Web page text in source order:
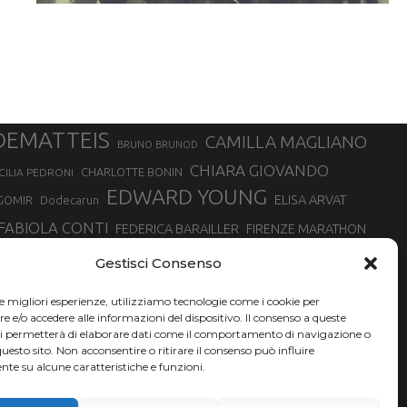
Gestisci Consenso
migliori esperienze, utilizziamo tecnologie come i cookie per
e/o accedere alle informazioni del dispositivo. Il consenso a queste
permetterà di elaborare dati come il comportamento di navigazione o
sito. Non acconsentire o ritirare il consenso può influire
su alcune caratteristiche e funzioni.
BRUNO BRUNOD CAMILLA MAGLIANO
PEDRONI CHARLOTTE BONIN CHIARA GIOVANDO
Dodecarun EDWARD YOUNG ELISA ARVAT
FABIOLA CONTI FEDERICA BARAILLER FIRENZE MARATHON
GIOVANNA EPIS GIULIANO CAVALLO
DI TORINO MARATONINA MARCELLA BELLETTI MARCO OLMO
MONVISO VERTICAL RACE NADIA BATTOCLETTI
BONALDI SILVIA RAMPAZZO